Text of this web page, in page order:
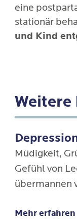
eine
stationär
und Kind
Weitere
Müdigkeit,
Gefühl von
übermannen
erscheint, ist
Mehr erfahren